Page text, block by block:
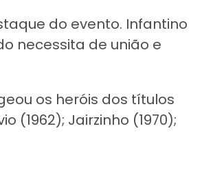
do evento. Infantino
necessita de união e
os heróis dos títulos
(1962); Jairzinho (1970);